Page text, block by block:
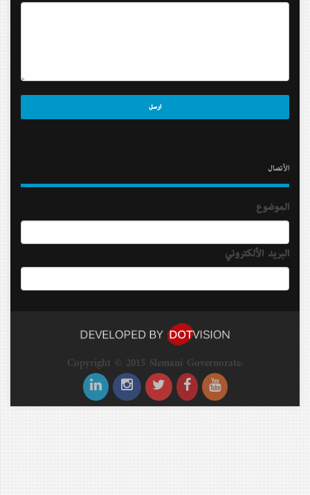
الأتصال
الموضوع
البريد الألكتروني
Copyright © 2015 Slemani Governorate.